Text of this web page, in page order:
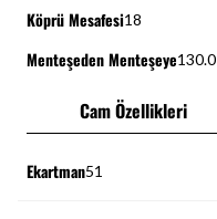
Köprü Mesafesi18
Menteşeden Menteşeye130.0
Cam Özellikleri
Ekartman51